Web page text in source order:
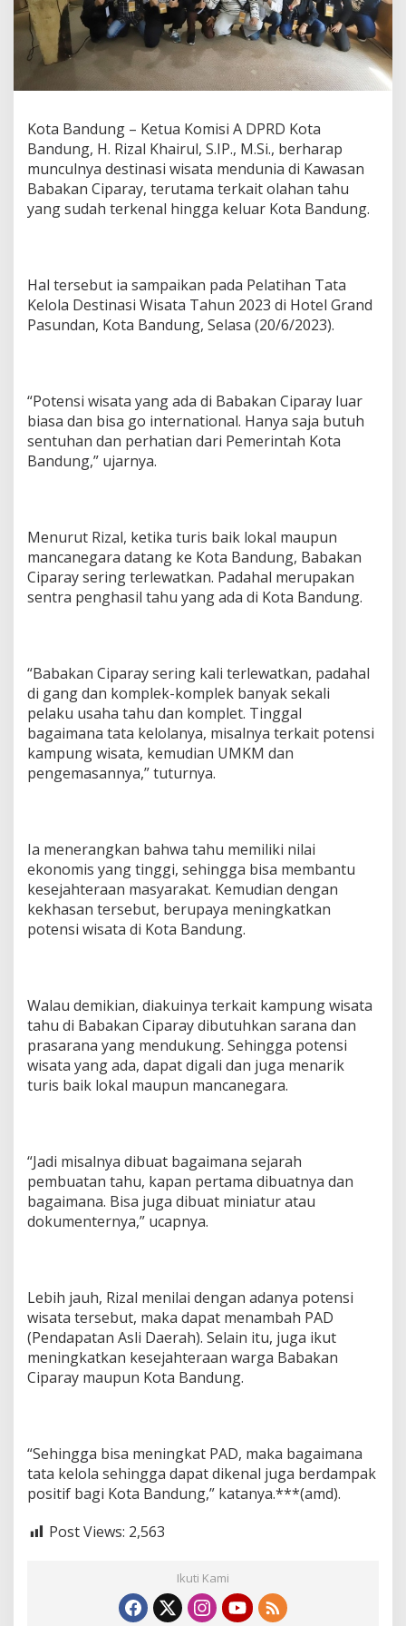
P
o
t
e
n
s
W
i
s
a
t
a
B
k
a
C
r
a
y
Kota Bandung – Ketua Komisi A DPRD Kota
Bandung, H. Rizal Khairul, S.IP., M.Si., berharap
munculnya destinasi wisata mendunia di Kawasan
Babakan Ciparay, terutama terkait olahan tahu
yang sudah terkenal hingga keluar Kota Bandung.
Hal tersebut ia sampaikan pada Pelatihan Tata
Kelola Destinasi Wisata Tahun 2023 di Hotel Grand
Pasundan, Kota Bandung, Selasa (20/6/2023).
“Potensi wisata yang ada di Babakan Ciparay luar
biasa dan bisa go international. Hanya saja butuh
sentuhan dan perhatian dari Pemerintah Kota
Bandung,” ujarnya.
Menurut Rizal, ketika turis baik lokal maupun
mancanegara datang ke Kota Bandung, Babakan
Ciparay sering terlewatkan. Padahal merupakan
sentra penghasil tahu yang ada di Kota Bandung.
“Babakan Ciparay sering kali terlewatkan, padahal
di gang dan komplek-komplek banyak sekali
pelaku usaha tahu dan komplet. Tinggal
bagaimana tata kelolanya, misalnya terkait potensi
kampung wisata, kemudian UMKM dan
pengemasannya,” tuturnya.
Ia menerangkan bahwa tahu memiliki nilai
ekonomis yang tinggi, sehingga bisa membantu
kesejahteraan masyarakat. Kemudian dengan
kekhasan tersebut, berupaya meningkatkan
potensi wisata di Kota Bandung.
Walau demikian, diakuinya terkait kampung wisata
tahu di Babakan Ciparay dibutuhkan sarana dan
prasarana yang mendukung. Sehingga potensi
wisata yang ada, dapat digali dan juga menarik
turis baik lokal maupun mancanegara.
“Jadi misalnya dibuat bagaimana sejarah
pembuatan tahu, kapan pertama dibuatnya dan
bagaimana. Bisa juga dibuat miniatur atau
dokumenternya,” ucapnya.
Lebih jauh, Rizal menilai dengan adanya potensi
wisata tersebut, maka dapat menambah PAD
(Pendapatan Asli Daerah). Selain itu, juga ikut
meningkatkan kesejahteraan warga Babakan
Ciparay maupun Kota Bandung.
“Sehingga bisa meningkat PAD, maka bagaimana
tata kelola sehingga dapat dikenal juga berdampak
positif bagi Kota Bandung,” katanya.***(amd).
Post Views: 2,563
Ikuti Kami